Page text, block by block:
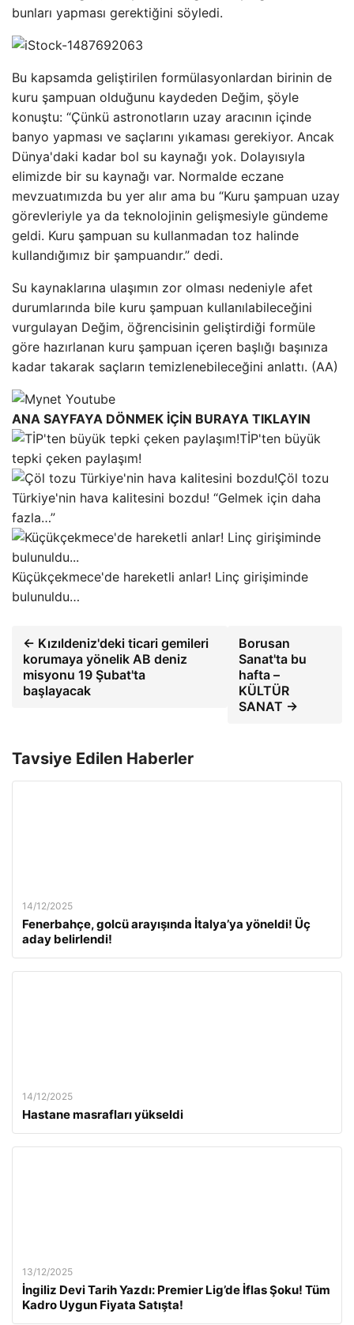
bunları yapması gerektiğini söyledi.
Bu kapsamda geliştirilen formülasyonlardan birinin de
kuru şampuan olduğunu kaydeden Değim, şöyle
konuştu: “Çünkü astronotların uzay aracının içinde
banyo yapması ve saçlarını yıkaması gerekiyor. Ancak
Dünya'daki kadar bol su kaynağı yok. Dolayısıyla
elimizde bir su kaynağı var. Normalde eczane
mevzuatımızda bu yer alır ama bu “Kuru şampuan uzay
görevleriyle ya da teknolojinin gelişmesiyle gündeme
geldi. Kuru şampuan su kullanmadan toz halinde
kullandığımız bir şampuandır.” dedi.
Su kaynaklarına ulaşımın zor olması nedeniyle afet
durumlarında bile kuru şampuan kullanılabileceğini
vurgulayan Değim, öğrencisinin geliştirdiği formüle
göre hazırlanan kuru şampuan içeren başlığı başınıza
kadar takarak saçların temizlenebileceğini anlattı. (AA)
ANA SAYFAYA DÖNMEK İÇİN BURAYA TIKLAYIN
TİP'ten büyük
tepki çeken paylaşım!
Çöl tozu
Türkiye'nin hava kalitesini bozdu! “Gelmek için daha
fazla…”
Küçükçekmece'de hareketli anlar! Linç girişiminde
bulunuldu…
← Kızıldeniz'deki ticari gemileri
korumaya yönelik AB deniz
misyonu 19 Şubat'ta
başlayacak
Borusan
Sanat'ta bu
hafta –
KÜLTÜR
SANAT →
Tavsiye Edilen Haberler
14/12/2025
Fenerbahçe, golcü arayışında İtalya’ya yöneldi! Üç
aday belirlendi!
14/12/2025
Hastane masrafları yükseldi
13/12/2025
İngiliz Devi Tarih Yazdı: Premier Lig’de İflas Şoku! Tüm
Kadro Uygun Fiyata Satışta!